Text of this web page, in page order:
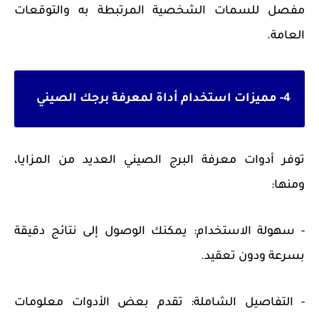
مفصل للسمات الشخصية المرتبطة به والتوقعات
العامة.
4- مميزات استخدام أداة لمعرفة برجك الصيني
توفر أدوات معرفة البرج الصيني العديد من المزايا،
ومنها:
- سهولة الاستخدام: يمكنك الوصول إلى نتائج دقيقة
بسرعة ودون تعقيد.
- التفاصيل الشاملة: تقدم بعض الأدوات معلومات